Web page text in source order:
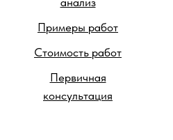
Примеры работ
Стоимость работ
Первичная
консультация